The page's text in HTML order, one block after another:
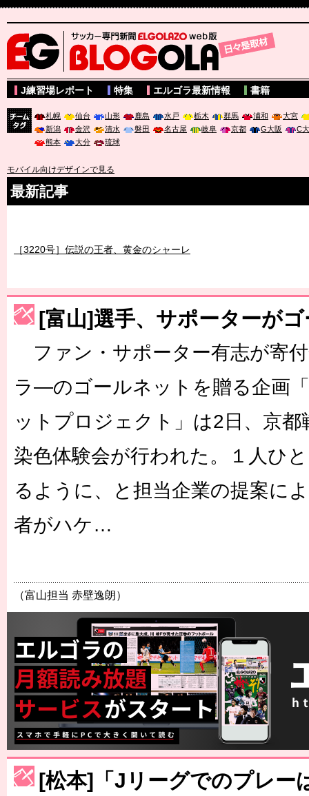
サッカー専門新聞ELGOLAZO web版 BLOGOLA
J練習場レポート 特集 エルゴラ最新情報 書籍
札幌 仙台 山形 鹿島 水戸 栃木 群馬 浦和
大宮
新潟
金沢 清水 磐田 名古屋 岐阜 京都 G大阪
C
熊本
大分 琉球
モバイル向けデザインで見る
最新記事
［3220号］伝説の王者、黄金のシャーレ
［3230号］世界一への夢は終わらない
［3223号］一丸。日本出陣
［3222号］史上最大のW杯開幕 注目は「個」
長谷川 アーリアジャスールさんがシンポジウム「気候変動から命
[富山]選手、サポーターが
ファン・サポーター有志が寄
ラ―のゴールネットを贈る企画
ットプロジェクト」は2日、京
染色体験会が行われた。１人ひ
るように、と担当企業の提案に
者がハケ…
（富山担当 赤壁逸朗）
[松本]「Jリーグでのプレー